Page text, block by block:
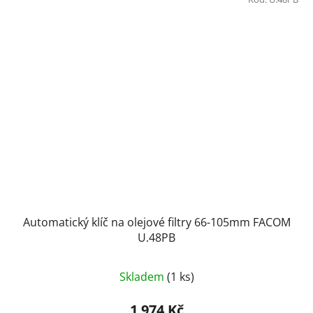
Automatický klíč na olejové filtry 66-105mm FACOM
U.48PB
hodnocení
produktu
Skladem (1 ks)